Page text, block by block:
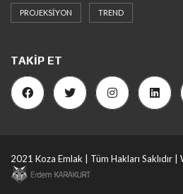
PROJEKSIYON TREND
TAKIP ET
2021 Koza Emlak | Tüm Hakları Saklıdır |